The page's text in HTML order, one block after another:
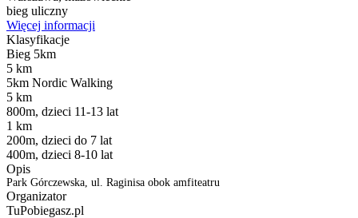
bieg uliczny
Więcej informacji
Klasyfikacje
Bieg 5km
5 km
5km Nordic Walking
5 km
800m, dzieci 11-13 lat
1 km
200m, dzieci do 7 lat
400m, dzieci 8-10 lat
Opis
Park Górczewska, ul. Raginisa obok amfiteatru
Organizator
TuPobiegasz.pl